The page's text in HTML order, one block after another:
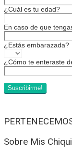
¿Cuál es tu edad?
En caso de que
¿Estás embarazada?
¿Cómo te enteraste
Sobre Mis